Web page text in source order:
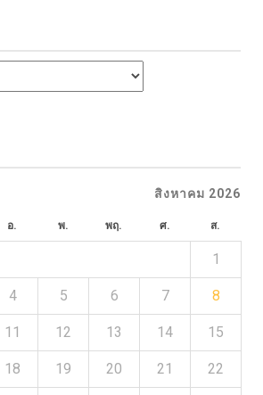
สิงหาคม 2026
อ. พ. พฤ. ศ. ส.
1
4 5 6 7 8
11 12 13 14 15
18 19 20 21 22